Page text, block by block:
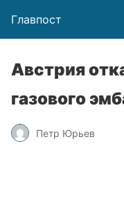
Главпост
Австрия
газового
Петр Юрьев